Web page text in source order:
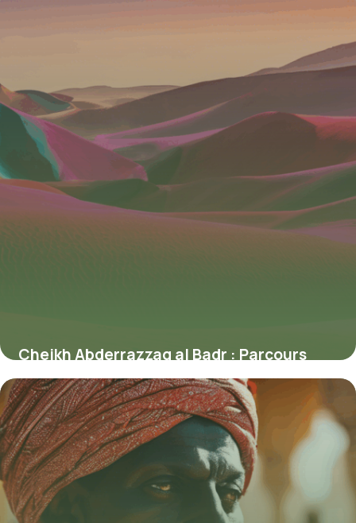
Cheikh Abderrazzaq al Badr : Parcours
d’un érudit de Médine
4 juillet 2025